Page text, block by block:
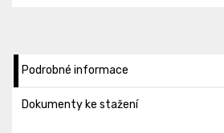
Podrobné informace
Dokumenty ke stažení